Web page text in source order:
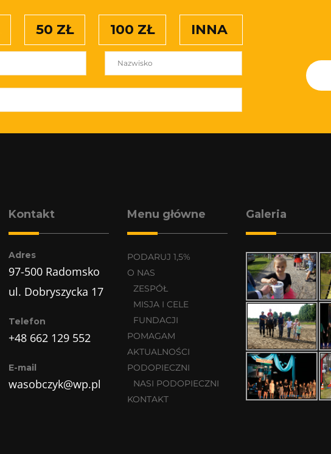
50 ZŁ 100 ZŁ INNA
Kontakt
Adres
97-500 Radomsko
ul. Dobryszycka 17
Telefon
+48 662 129 552
E-mail
wasobczyk@wp.pl
Menu główne
PODARUJ 1,5%
O NAS
ZESPÓŁ
MISJA I CELE
FUNDACJI
POMAGAM
AKTUALNOŚCI
PODOPIECZNI
NASI PODOPIECZNI
KONTAKT
Galeria